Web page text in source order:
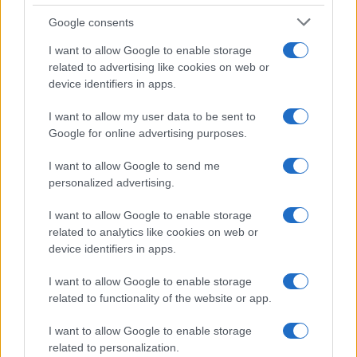
Google consents
I want to allow Google to enable storage
related to advertising like cookies on web or
device identifiers in apps.
I want to allow my user data to be sent to
Google for online advertising purposes.
I want to allow Google to send me
personalized advertising.
I want to allow Google to enable storage
related to analytics like cookies on web or
device identifiers in apps.
I want to allow Google to enable storage
related to functionality of the website or app.
I want to allow Google to enable storage
related to personalization.
I nostri cari
I nostri cari
Giovannimaria Cabras